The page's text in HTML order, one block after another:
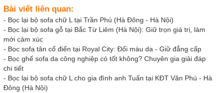
Bài viết liên quan:
- Bọc lại bộ sofa chữ L tại Trần Phú (Hà Đông - Hà Nội)
- Bọc lại bộ sofa gỗ tại Bắc Từ Liêm (Hà Nội): Giữ trọn giá trị, làm
mới cảm xúc
- Bọc sofa tân cổ điển tại Royal City: Đổi màu da - Giữ đẳng cấp
- Bọc ghế sofa da công nghiệp có tốt không? Chuyên gia giải đáp
chi tiết
- Bọc lại bộ sofa chữ L cho gia đình anh Tuấn tại KĐT Văn Phú - Hà
Đông (Hà Nội)